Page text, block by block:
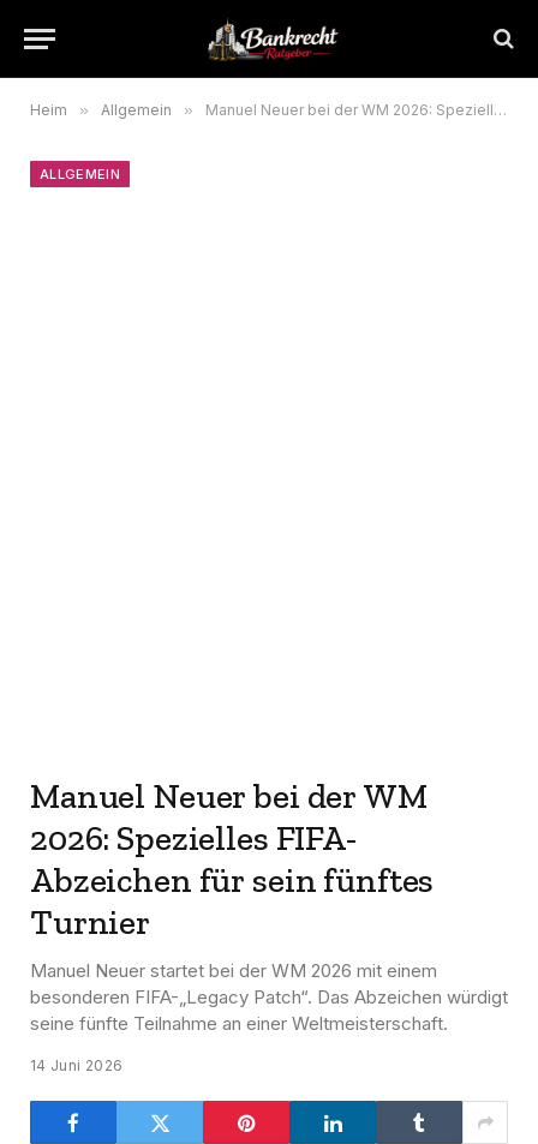
Heim » Allgemein » Manuel Neuer bei der WM 2026: Spezielles FIFA-Abzeichen für sein fünftes Turnier
ALLGEMEIN
Manuel Neuer bei der WM
2026: Spezielles FIFA-
Abzeichen für sein fünftes
Turnier
Manuel Neuer startet bei der WM 2026 mit einem
besonderen FIFA-„Legacy Patch“. Das Abzeichen würdigt
seine fünfte Teilnahme an einer Weltmeisterschaft.
14 Juni 2026